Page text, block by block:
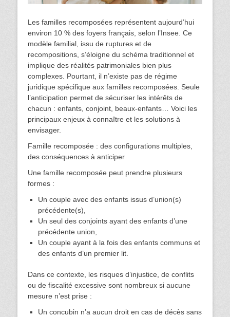
Les familles recomposées représentent aujourd’hui
environ 10 % des foyers français, selon l’Insee. Ce
modèle familial, issu de ruptures et de
recompositions, s’éloigne du schéma traditionnel et
implique des réalités patrimoniales bien plus
complexes. Pourtant, il n’existe pas de régime
juridique spécifique aux familles recomposées. Seule
l’anticipation permet de sécuriser les intérêts de
chacun : enfants, conjoint, beaux-enfants… Voici les
principaux enjeux à connaître et les solutions à
envisager.
Famille recomposée : des configurations multiples,
des conséquences à anticiper
Une famille recomposée peut prendre plusieurs
formes :
Un couple avec des enfants issus d’union(s)
précédente(s),
Un seul des conjoints ayant des enfants d’une
précédente union,
Un couple ayant à la fois des enfants communs et
des enfants d’un premier lit.
Dans ce contexte, les risques d’injustice, de conflits
ou de fiscalité excessive sont nombreux si aucune
mesure n’est prise :
Un concubin n’a aucun droit en cas de décès sans